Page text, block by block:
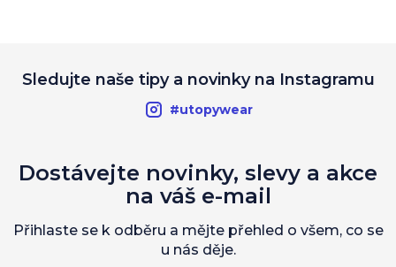
Sledujte naše tipy a novinky na Instagramu
#utopywear
Dostávejte novinky, slevy a akce
na váš e-mail
Přihlaste se k odběru a mějte přehled o všem, co se
u nás děje.